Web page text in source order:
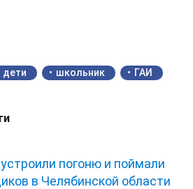
дети школьник
ГАИ
погоню и поймали
в Челябинской области